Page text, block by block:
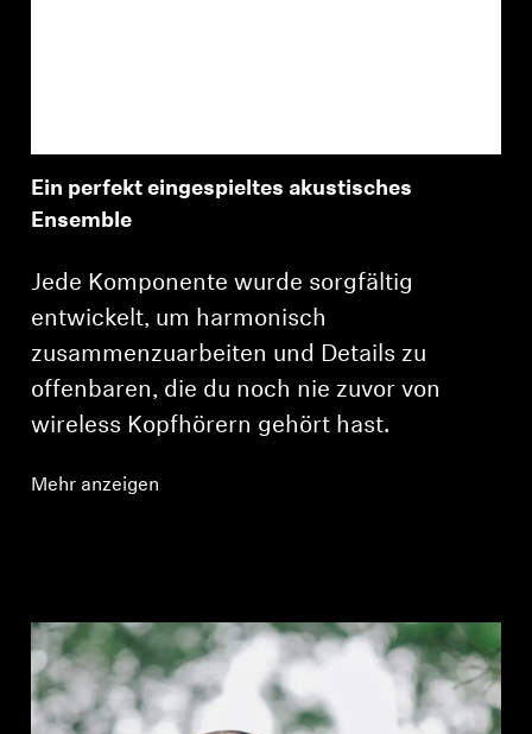
Ein perfekt eingespieltes akustisches
Ensemble
Jede Komponente wurde sorgfältig
entwickelt, um harmonisch
zusammenzuarbeiten und Details zu
offenbaren, die du noch nie zuvor von
wireless Kopfhörern gehört hast.
Mehr anzeigen